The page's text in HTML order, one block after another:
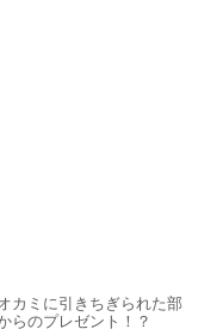
カミに引きちぎられた部
らのプレゼント！？